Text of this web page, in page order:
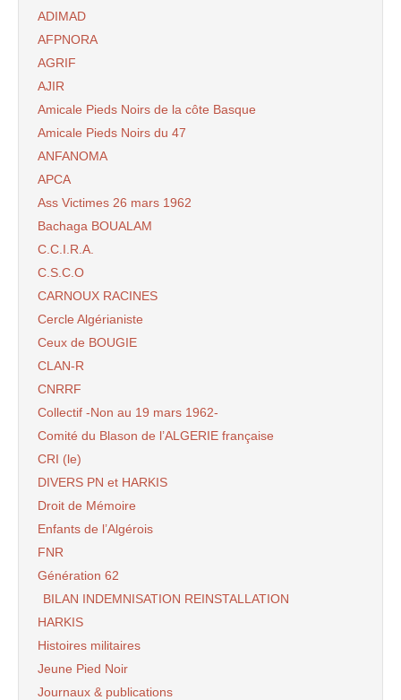
ADIMAD
AFPNORA
AGRIF
AJIR
Amicale Pieds Noirs de la côte Basque
Amicale Pieds Noirs du 47
ANFANOMA
APCA
Ass Victimes 26 mars 1962
Bachaga BOUALAM
C.C.I.R.A.
C.S.C.O
CARNOUX RACINES
Cercle Algérianiste
Ceux de BOUGIE
CLAN-R
CNRRF
Collectif -Non au 19 mars 1962-
Comité du Blason de l’ALGERIE française
CRI (le)
DIVERS PN et HARKIS
Droit de Mémoire
Enfants de l’Algérois
FNR
Génération 62
BILAN INDEMNISATION REINSTALLATION
HARKIS
Histoires militaires
Jeune Pied Noir
Journaux & publications